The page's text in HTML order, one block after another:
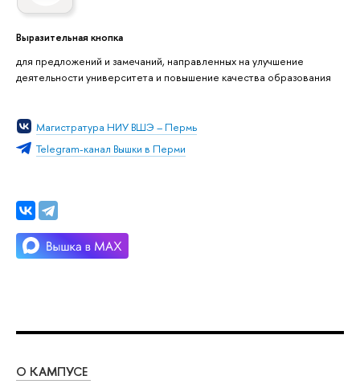
Выразительная кнопка
для предложений и замечаний, направленных на улучшение
деятельности университета и повышение качества образования
Магистратура НИУ ВШЭ – Пермь
Telegram-канал Вышки в Перми
О КАМПУСЕ